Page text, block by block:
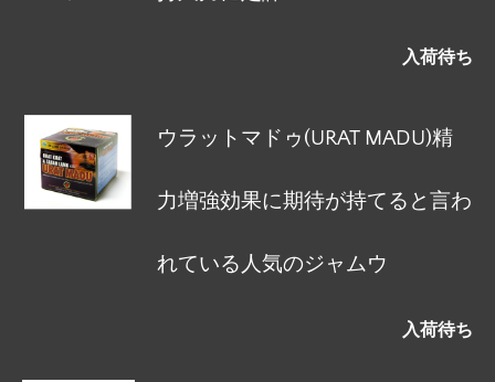
入荷待ち
ウラットマドゥ(URAT MADU)精
力増強効果に期待が持てると言わ
れている人気のジャムウ
入荷待ち